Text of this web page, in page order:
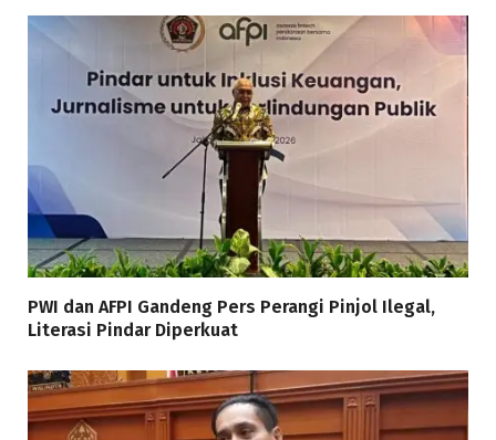
PWI dan AFPI Gandeng Pers Perangi Pinjol Ilegal,
Literasi Pindar Diperkuat